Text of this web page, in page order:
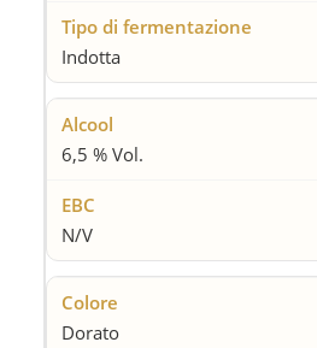
Indotta
6,5 % Vol.
N/V
Dorato